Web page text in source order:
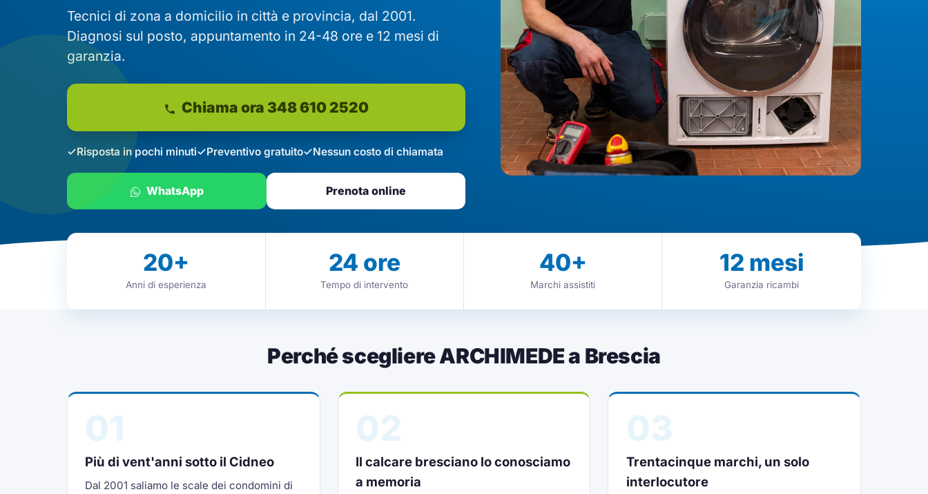
Tecnici di zona a domicilio in città e provincia, dal 2001.
Diagnosi sul posto, appuntamento in 24-48 ore e 12 mesi di
garanzia.
Chiama ora 348 610 2520
Risposta in pochi minuti Preventivo gratuito Nessun costo di chiamata
WhatsApp Prenota online
20+
Anni di esperienza
24 ore
Tempo di intervento
40+
Marchi assistiti
12 mesi
Garanzia ricambi
Perché scegliere ARCHIMEDE a Brescia
Più di vent'anni sotto il Cidneo
Dal 2001 saliamo le scale dei condomini di
Il calcare bresciano lo conosciamo
a memoria
Trentacinque marchi, un solo
interlocutore